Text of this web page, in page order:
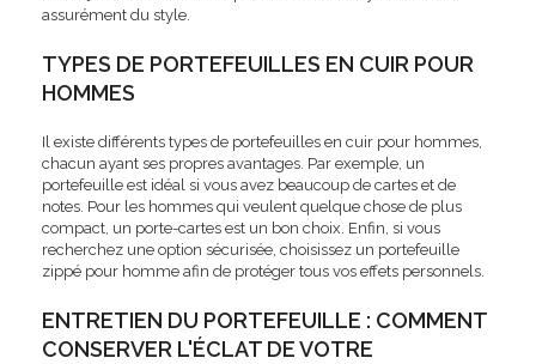
assurément du style.
TYPES DE PORTEFEUILLES EN CUIR POUR
HOMMES
Il existe différents types de portefeuilles en cuir pour hommes,
chacun ayant ses propres avantages. Par exemple, un
portefeuille est idéal si vous avez beaucoup de cartes et de
notes. Pour les hommes qui veulent quelque chose de plus
compact, un porte-cartes est un bon choix. Enfin, si vous
recherchez une option sécurisée, choisissez un portefeuille
zippé pour homme afin de protéger tous vos effets personnels.
ENTRETIEN DU PORTEFEUILLE : COMMENT
CONSERVER L'ÉCLAT DE VOTRE